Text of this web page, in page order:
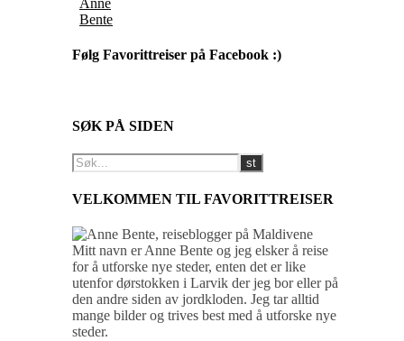
Bente
Følg Favorittreiser på Facebook :)
SØK PÅ SIDEN
VELKOMMEN TIL FAVORITTREISER
Mitt navn er Anne Bente og jeg elsker å reise
for å utforske nye steder, enten det er like
utenfor dørstokken i Larvik der jeg bor eller på
den andre siden av jordkloden. Jeg tar alltid
mange bilder og trives best med å utforske nye
steder.